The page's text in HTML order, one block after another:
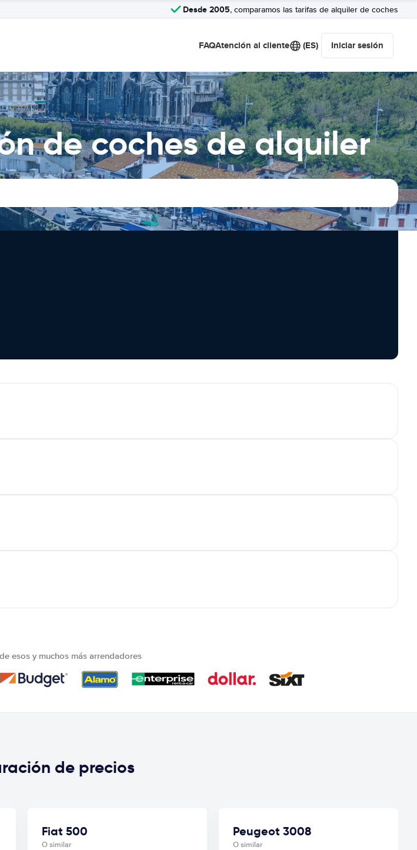
Desde 2005, comparamos las tarifas de alquiler de coches
FAQAtención al cliente (ES) Iniciar sesión
de coches de alquiler
esos y muchos más arrendadores
de precios
Fiat 500
O similar
Peugeot 3008
O similar